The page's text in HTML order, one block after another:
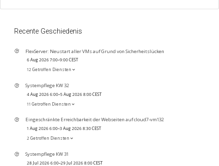
Recente Geschiedenis
FlexServer: Neustart aller VMs auf Grund von Sicherheitslücken
6 Aug 2026 7:00–9:00 CEST
12 Getroffen Diensten
Systempflege KW 32
4 Aug 2026 6:00–5 Aug 2026 8:00 CEST
11 Getroffen Diensten
Eingeschränkte Erreichbarkeit der Webseiten auf cloud7-vm132
1 Aug 2026 6:00–3 Aug 2026 8:30 CEST
2 Getroffen Diensten
Systempflege KW 31
28 Jul 2026 6:00–29 Jul 2026 8:00 CEST